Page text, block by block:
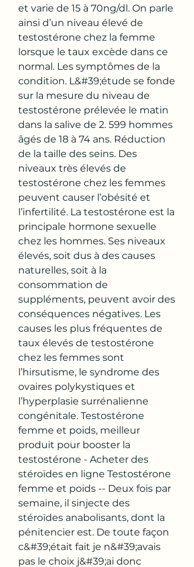
et varie de 15 à 70ng/dl. On parle
ainsi d’un niveau élevé de
testostérone chez la femme
lorsque le taux excède dans ce
normal. Les symptômes de la
condition. L&#39;étude se fonde
sur la mesure du niveau de
testostérone prélevée le matin
dans la salive de 2. 599 hommes
âgés de 18 à 74 ans. Réduction
de la taille des seins. Des
niveaux très élevés de
testostérone chez les femmes
peuvent causer l’obésité et
l’infertilité. La testostérone est la
principale hormone sexuelle
chez les hommes. Ses niveaux
élevés, soit dus à des causes
naturelles, soit à la
consommation de
suppléments, peuvent avoir des
conséquences négatives. Les
causes les plus fréquentes de
taux élevés de testostérone
chez les femmes sont
l’hirsutisme, le syndrome des
ovaires polykystiques et
l’hyperplasie surrénalienne
congénitale. Testostérone
femme et poids, meilleur
produit pour booster la
testostérone - Acheter des
stéroïdes en ligne Testostérone
femme et poids -- Deux fois par
semaine, il sinjecte des
stéroïdes anabolisants, dont la
pénitencier est. De toute façon
c&#39;était fait je n&#39;avais
pas le choix j&#39;ai donc